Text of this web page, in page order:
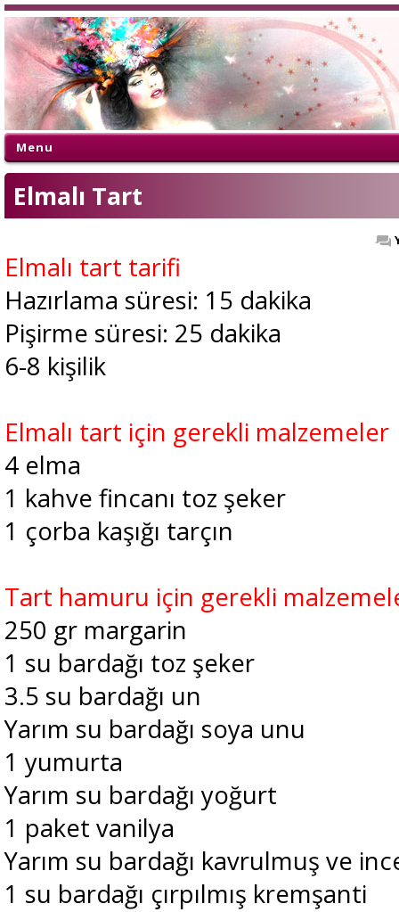
Menu
Elmalı Tart
Elmalı tart tarifi
Hazırlama süresi: 15 dakika
Pişirme süresi: 25 dakika
6-8 kişilik
Elmalı tart için gerekli malzemeler
4 elma
1 kahve fincanı toz şeker
1 çorba kaşığı tarçın
Tart hamuru için gerekli
250 gr margarin
1 su bardağı toz şeker
3.5 su bardağı un
Yarım su bardağı soya unu
1 yumurta
Yarım su bardağı yoğurt
1 paket vanilya
Yarım su bardağı kavrulmuş ve
1 su bardağı çırpılmış kremşanti